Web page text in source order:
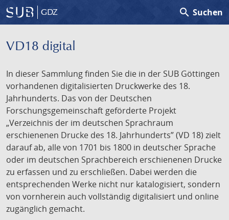
GDZ search Suchen
VD18 digital
In dieser Sammlung finden Sie die in der SUB Göttingen
vorhandenen digitalisierten Druckwerke des 18.
Jahrhunderts. Das von der Deutschen
Forschungsgemeinschaft geförderte Projekt
„Verzeichnis der im deutschen Sprachraum
erschienenen Drucke des 18. Jahrhunderts” (VD 18) zielt
darauf ab, alle von 1701 bis 1800 in deutscher Sprache
oder im deutschen Sprachbereich erschienenen Drucke
zu erfassen und zu erschließen. Dabei werden die
entsprechenden Werke nicht nur katalogisiert, sondern
von vornherein auch vollständig digitalisiert und online
zugänglich gemacht.